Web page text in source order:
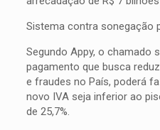
Sistema contra sonegação
Segundo Appy, o chamado
pagamento que busca
e fraudes no País, poderá
novo IVA seja inferior ao
de 25,7%.